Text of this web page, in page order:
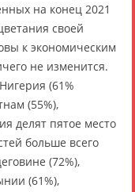
на конец 2021
своей
к экономическим
не изменится.
(61%
(55%),
делят пятое место
больше всего
(72%),
(61%),